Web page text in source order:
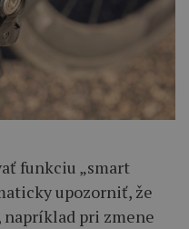
funkciu „smart
upozorniť, že
pri zmene